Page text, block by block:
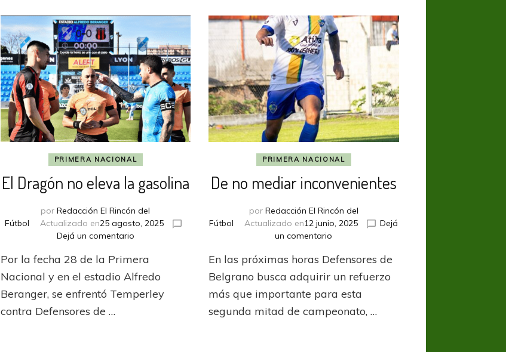
PRIMERA NACIONAL
El Dragón no eleva la gasolina
porRedacción El Rincón del
Fútbol
Actualizado en25 agosto, 2025
Dejá un comentarioen
Dragón
no
la
Por la fecha 28 de la Primera
Nacional y en el estadio Alfredo
Beranger, se enfrentó Temperley
contra Defensores de …
PRIMERA NACIONAL
De no mediar inconvenientes
por Redacción El Rincón del
Fútbol
Actualizado en12 junio, 2025
Dejá
un comentario
no
mediar
En las próximas horas Defensores de
Belgrano busca adquirir un refuerzo
más que importante para esta
segunda mitad de campeonato, …